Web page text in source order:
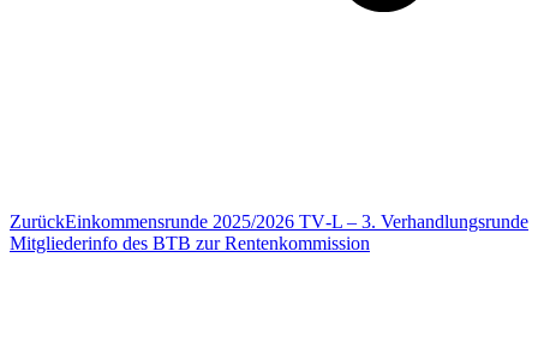
ZurückEinkom­mens­runde 2025/2026 TV‑L – 3. Verhandlungsrunde
Mitglie­der­info des BTB zur Rentenkommission